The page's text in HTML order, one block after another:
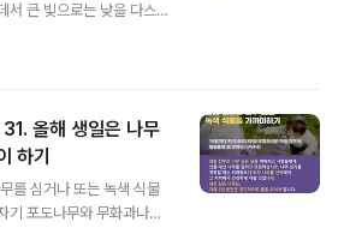
서 큰 빛으로는 낮을 다스리
하 차단 기능이 있는 경우
태양광 조명은 누군가에
제처럼 보이게 하는 멋진
없는 태양열 동작 센서 태양
이나 교회의 목사관에서
올해 생일은 나무
하기
를 심거나 또는 녹색 식물
기 포도나무와 무화과나무